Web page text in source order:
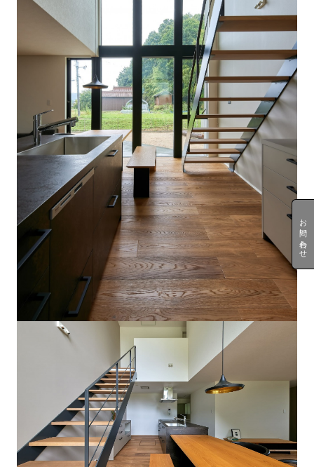
お問い合わせ